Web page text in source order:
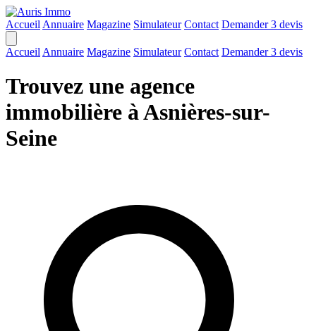
Accueil Annuaire Magazine Simulateur Contact Demander 3 devis
Accueil Annuaire Magazine Simulateur Contact Demander 3 devis
Trouvez une agence
immobilière à Asnières-sur-
Seine